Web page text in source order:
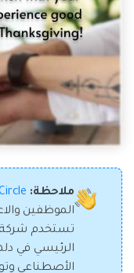
ملاحظة:
الرئيسي في
الأصطناعي